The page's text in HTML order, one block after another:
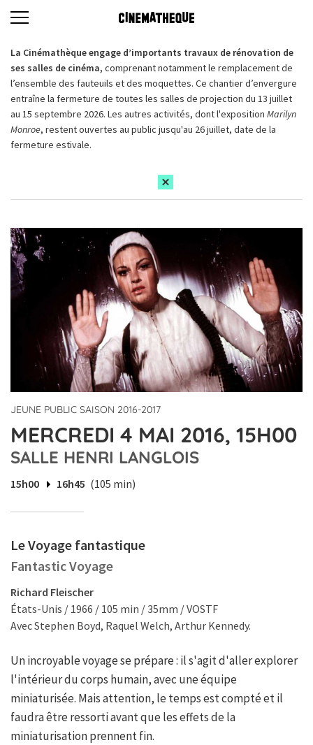
La Cinémathèque engage d’importants travaux de rénovation de
ses salles de cinéma, comprenant notamment le remplacement de
l’ensemble des fauteuils et des moquettes. Ce chantier d’envergure
entraîne la fermeture de toutes les salles de projection du 13 juillet
au 15 septembre 2026. Les autres activités, dont l'exposition Marilyn
Monroe, restent ouvertes au public jusqu'au 26 juillet, date de la
fermeture estivale.
JEUNE PUBLIC SAISON 2016-2017
MERCREDI 4 MAI 2016, 15H00
SALLE HENRI LANGLOIS
15h00 16h45 (105 min)
Le Voyage fantastique
Fantastic Voyage
Richard Fleischer
États-Unis / 1966 / 105 min / 35mm / VOSTF
Avec Stephen Boyd, Raquel Welch, Arthur Kennedy.
Un incroyable voyage se prépare : il s'agit d'aller explorer
l'intérieur du corps humain, avec une équipe
miniaturisée. Mais attention, le temps est compté et il
faudra être ressorti avant que les effets de la
miniaturisation prennent fin.